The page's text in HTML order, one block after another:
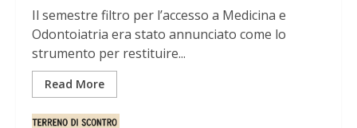
Il semestre filtro per l’accesso a Medicina e
Odontoiatria era stato annunciato come lo
strumento per restituire...
Read More